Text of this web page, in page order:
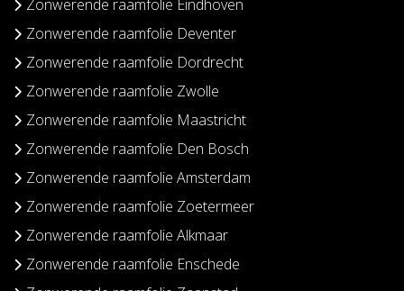
Zonwerende raamfolie Eindhoven
Zonwerende raamfolie Deventer
Zonwerende raamfolie Dordrecht
Zonwerende raamfolie Zwolle
Zonwerende raamfolie Maastricht
Zonwerende raamfolie Den Bosch
Zonwerende raamfolie Amsterdam
Zonwerende raamfolie Zoetermeer
Zonwerende raamfolie Alkmaar
Zonwerende raamfolie Enschede